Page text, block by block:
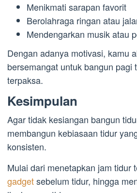
Menikmati sarapan favorit
Berolahraga ringan atau
Mendengarkan musik atau
Dengan adanya motivasi, kamu
bersemangat untuk bangun pagi
terpaksa.
Kesimpulan
Agar tidak kesiangan bangun
membangun kebiasaan tidur
konsisten.
Mulai dari menetapkan jam tidur
gadgetsebelum tidur, hingga